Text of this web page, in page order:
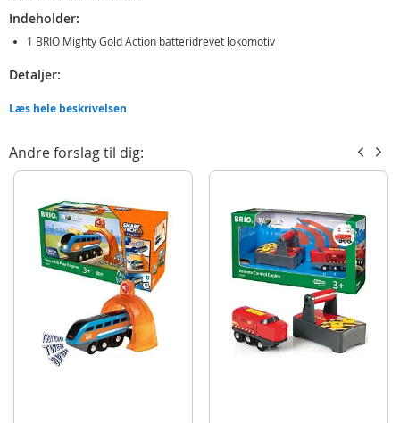
Indeholder:
1 BRIO Mighty Gold Action batteridrevet lokomotiv
Detaljer:
Produktdetaljer
Model
Mærke
Læs hele beskrivelsen
Andre forslag til dig: